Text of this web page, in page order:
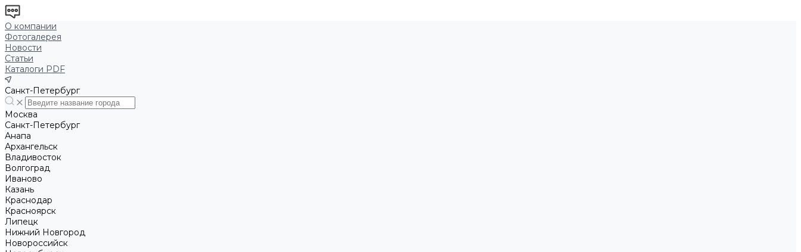
О компании
Фотогалерея
Новости
Статьи
Каталоги PDF
Санкт-Петербург
Москва
Санкт-Петербург
Анапа
Архангельск
Владивосток
Волгоград
Иваново
Казань
Краснодар
Красноярск
Липецк
Нижний Новгород
Новороссийск